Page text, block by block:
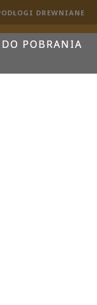
DO POBRANIA
DREWNIANE